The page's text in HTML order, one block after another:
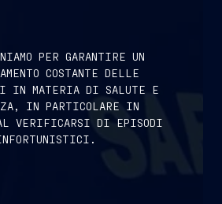
PER GARANTIRE UN
COSTANTE DELLE
IN MATERIA DI SALUTE E
IN PARTICOLARE IN
VERIFICARSI DI EPISODI